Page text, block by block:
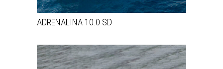
ADRENALINA 10.0 SD